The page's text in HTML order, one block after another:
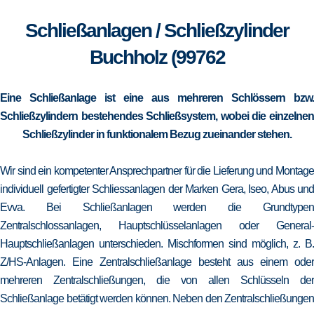
Schließanlagen / Schließzylinder
Buchholz (99762
Eine Schließanlage ist eine aus mehreren Schlössern bzw.
Schließzylindern bestehendes Schließsystem, wobei die einzelnen
Schließzylinder in funktionalem Bezug zueinander stehen.
Wir sind ein kompetenter Ansprechpartner für die Lieferung und Montage
individuell gefertigter Schliessanlagen der Marken Gera, Iseo, Abus und
Evva. Bei Schließanlagen werden die Grundtypen
Zentralschlossanlagen, Hauptschlüsselanlagen oder General-
Hauptschließanlagen unterschieden. Mischformen sind möglich, z. B.
Z/HS-Anlagen. Eine Zentralschließanlage besteht aus einem oder
mehreren Zentralschließungen, die von allen Schlüsseln der
Schließanlage betätigt werden können. Neben den Zentralschließungen